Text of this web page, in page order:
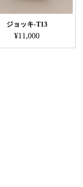
ジョッキ-T13
¥11,000